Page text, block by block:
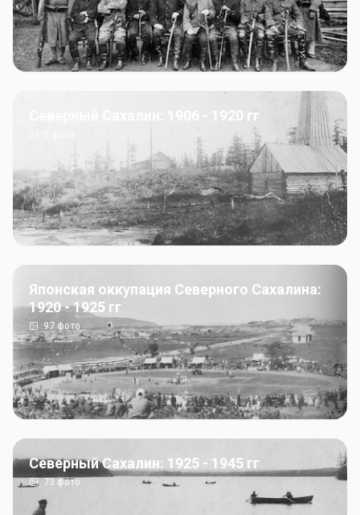
Северный Сахалин: 1906 - 1920 гг
Японская оккупация Северного Сахалина:
1920 - 1925 гг
97 фото
Северный Сахалин: 1925 - 1945 гг
73фото